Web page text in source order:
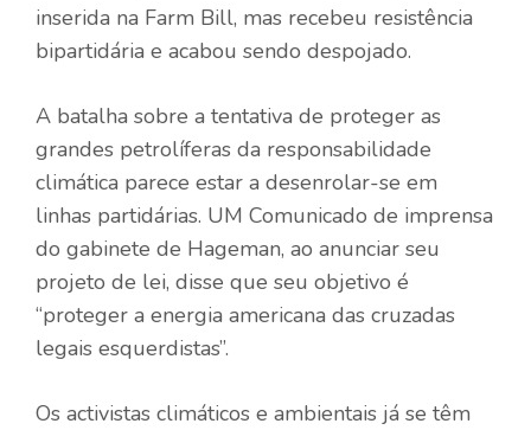
inserida na Farm Bill, mas recebeu resistência
bipartidária e acabou sendo despojado.
A batalha sobre a tentativa de proteger as
grandes petrolíferas da responsabilidade
climática parece estar a desenrolar-se em
linhas partidárias. UM Comunicado de imprensa
do gabinete de Hageman, ao anunciar seu
projeto de lei, disse que seu objetivo é
“proteger a energia americana das cruzadas
legais esquerdistas”.
Os activistas climáticos e ambientais já se têm